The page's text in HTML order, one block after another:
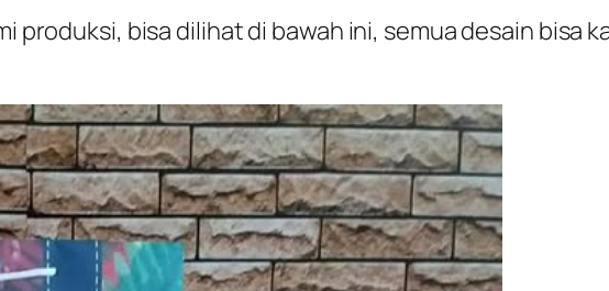
produksi, bisa dilihat di bawah ini, semua desain bisa